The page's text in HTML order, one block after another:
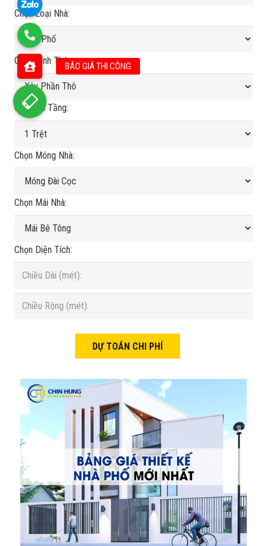
Chọn Loại Nhà:
Chọn Hình Thức:
Chọn Số Tầng:
Chọn Móng Nhà:
Chọn Mái Nhà:
Chọn Diện Tích: